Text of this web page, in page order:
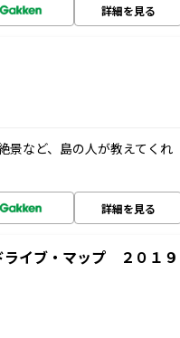
詳細を見る
景など、島の人が教えてくれ
詳細を見る
イブ・マップ ２０１９